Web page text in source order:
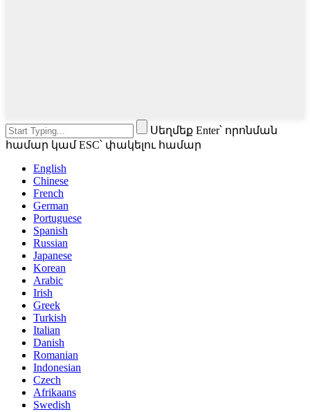
Սեղմեք Enter՝ որոնման
համար կամ ESC՝ փակելու համար
English
Chinese
French
German
Portuguese
Spanish
Russian
Japanese
Korean
Arabic
Irish
Greek
Turkish
Italian
Danish
Romanian
Indonesian
Czech
Afrikaans
Swedish